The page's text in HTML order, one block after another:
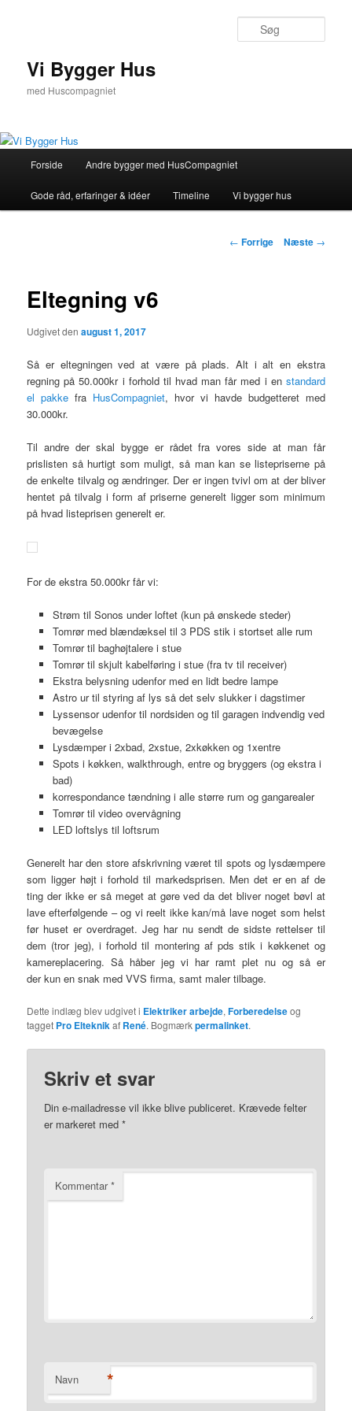
Vi Bygger Hus
med Huscompagniet
Forside Andre bygger med HusCompagniet
Gode råd, erfaringer & idéer Timeline Vi bygger hus
Indlægsnavigation
← Forrige Næste →
Eltegning v6
Udgivet denaugust 1, 2017
Så er eltegningen ved at være på plads. Alt i alt en ekstra
regning på 50.000kr i forhold til hvad man får med i en standard
el pakke fra HusCompagniet, hvor vi havde budgetteret med
30.000kr.
Til andre der skal bygge er rådet fra vores side at man får
prislisten så hurtigt som muligt, så man kan se listepriserne på
de enkelte tilvalg og ændringer. Der er ingen tvivl om at der bliver
hentet på tilvalg i form af priserne generelt ligger som minimum
på hvad listeprisen generelt er.
For de ekstra 50.000kr får vi:
Strøm til Sonos under loftet (kun på ønskede steder)
Tomrør med blændæksel til 3 PDS stik i stortset alle rum
Tomrør til baghøjtalere i stue
Tomrør til skjult kabelføring i stue (fra tv til receiver)
Ekstra belysning udenfor med en lidt bedre lampe
Astro ur til styring af lys så det selv slukker i dagstimer
Lyssensor udenfor til nordsiden og til garagen indvendig ved
bevægelse
Lysdæmper i 2xbad, 2xstue, 2xkøkken og 1xentre
Spots i køkken, walkthrough, entre og bryggers (og ekstra i
bad)
korrespondance tændning i alle større rum og gangarealer
Tomrør til video overvågning
LED loftslys til loftsrum
Generelt har den store afskrivning været til spots og lysdæmpere
som ligger højt i forhold til markedsprisen. Men det er en af de
ting der ikke er så meget at gøre ved da det bliver noget bøvl at
lave efterfølgende – og vi reelt ikke kan/må lave noget som helst
før huset er overdraget. Jeg har nu sendt de sidste rettelser til
dem (tror jeg), i forhold til montering af pds stik i køkkenet og
kamereplacering. Så håber jeg vi har ramt plet nu og så er
der kun en snak med VVS firma, samt maler tilbage.
Dette indlæg blev udgivet i Elektriker arbejde,Forberedelseog
tagget Pro Elteknik af René. Bogmærkpermalinket.
Skriv et svar
Din e-mailadresse vil ikke blive publiceret. Krævede felter
er markeret med*
Kommentar*
Navn *